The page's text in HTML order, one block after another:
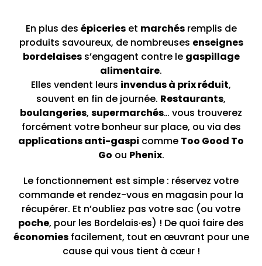
En plus des épicerieset marchésremplis de
produits savoureux, de nombreuses enseignes
bordelaisess’engagent contre le gaspillage
alimentaire.
Elles vendent leurs invendus à prix réduit,
souvent en fin de journée. Restaurants,
boulangeries, supermarchés… vous trouverez
forcément votre bonheur sur place, ou via des
applications anti-gaspi comme Too Good To
Go ou Phenix.
Le fonctionnement est simple : réservez votre
commande et rendez-vous en magasin pour la
récupérer. Et n’oubliez pas votre sac (ou votre
poche, pour les Bordelais·es) ! De quoi faire des
économiesfacilement, tout en œuvrant pour une
cause qui vous tient à cœur !